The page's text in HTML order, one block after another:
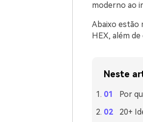
moderno ao
Abaixo estão
HEX, além
Neste
Por
20+